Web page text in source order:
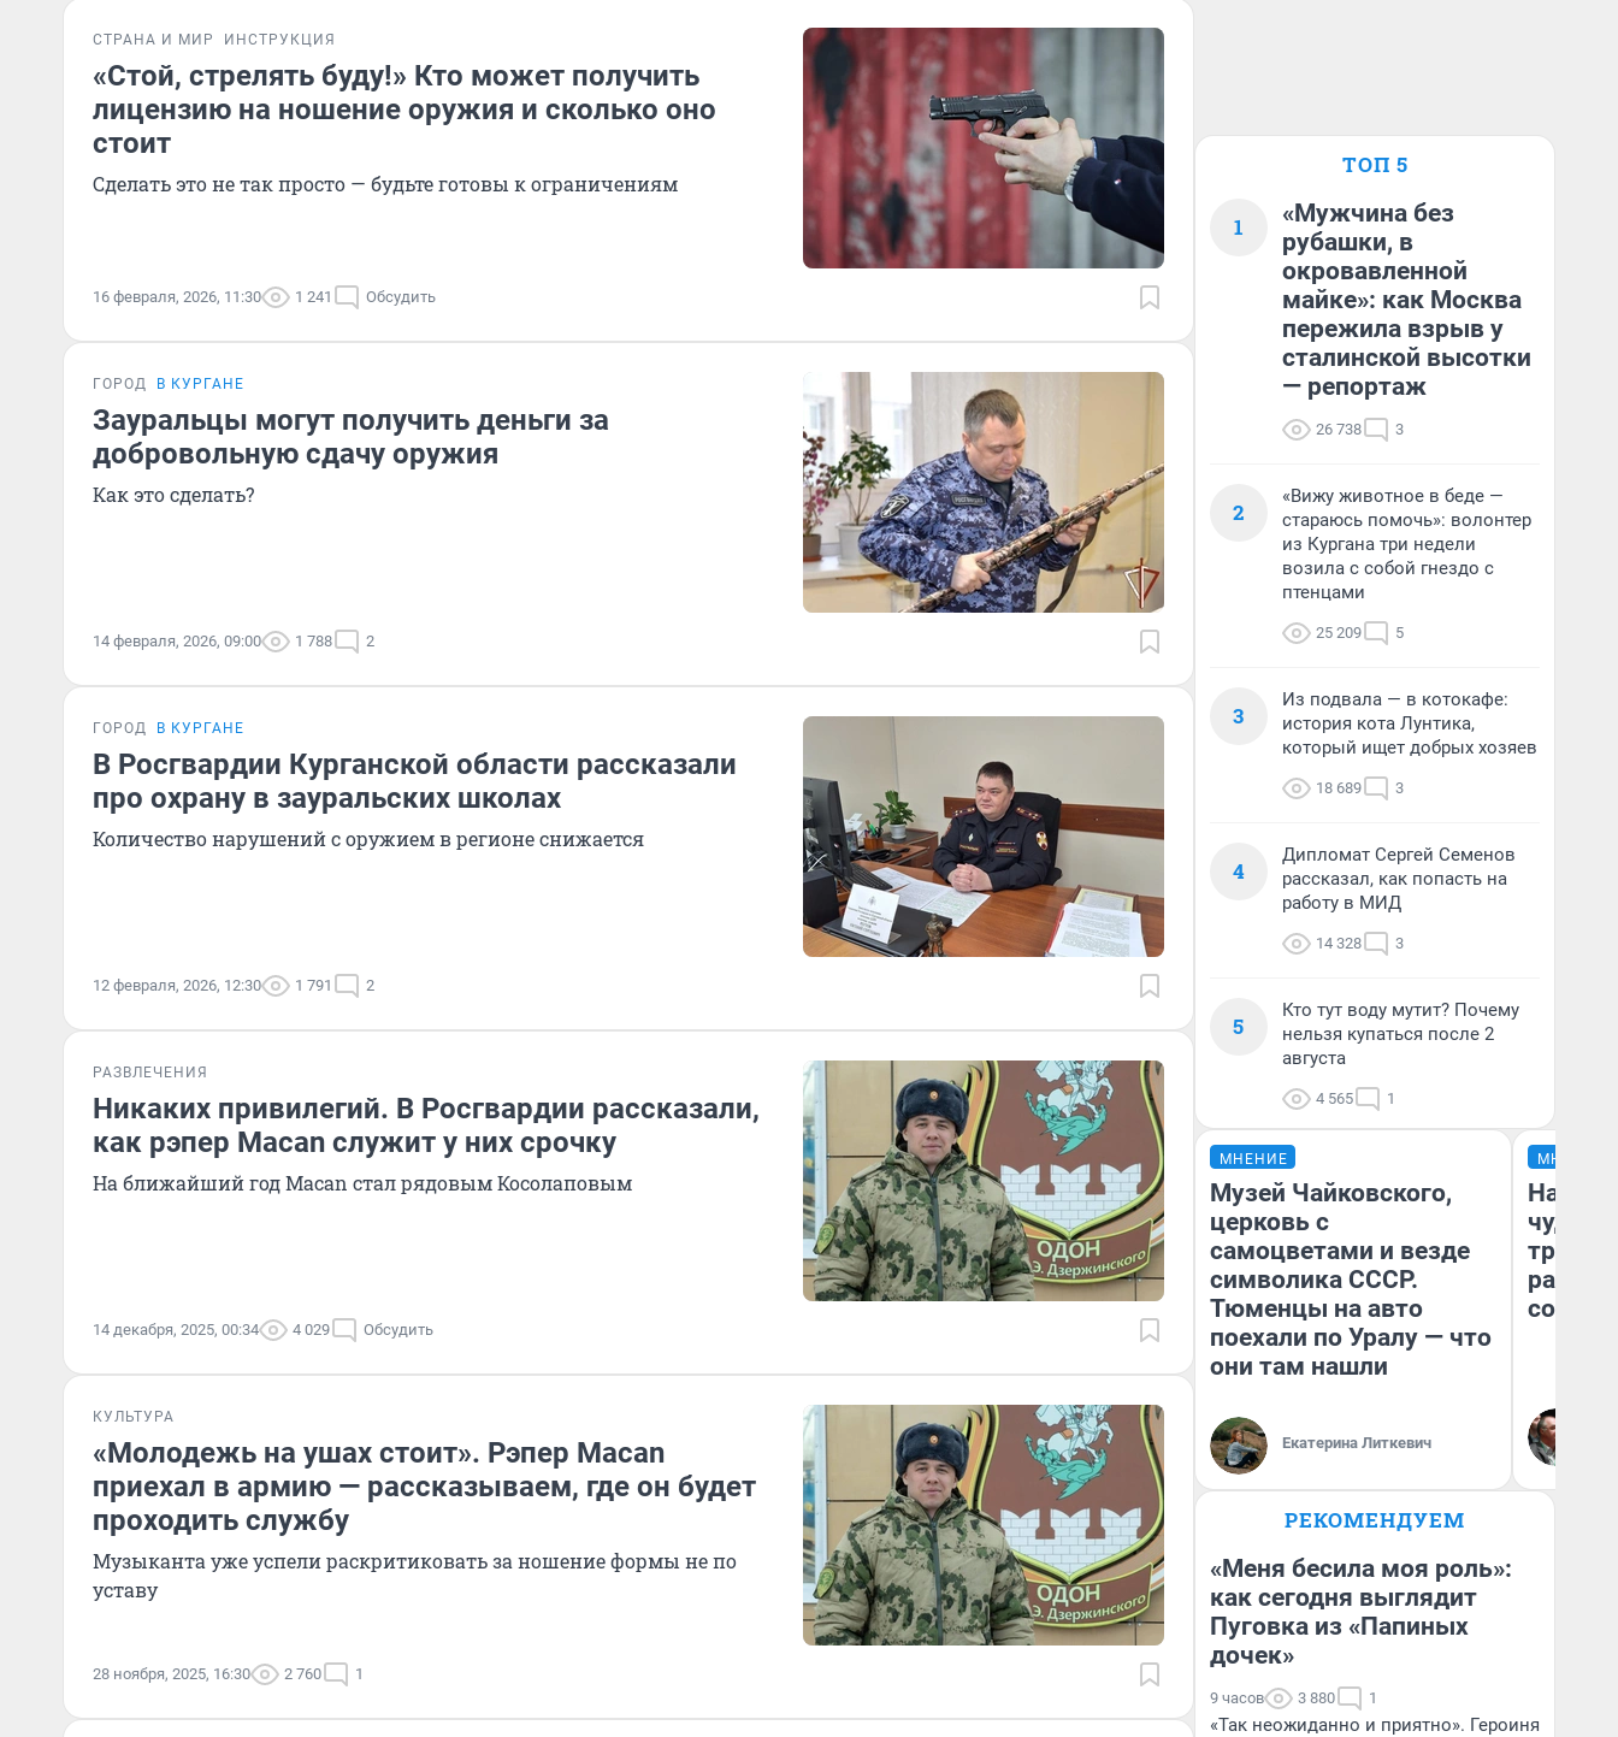
СТРАНА И МИР ИНСТРУКЦИЯ
«Стой, стрелять буду!» Кто может получить
лицензию на ношение оружия и сколько оно
стоит
Сделать это не так просто — будьте готовы к ограничениям
16 февраля, 2026, 11:30 1 241 Обсудить
ГОРОД В КУРГАНЕ
Зауральцы могут получить деньги за
добровольную сдачу оружия
Как это сделать?
14 февраля, 2026, 09:00 1 788 2
ГОРОД В КУРГАНЕ
В Росгвардии Курганской области рассказали
про охрану в зауральских школах
Количество нарушений с оружием в регионе снижается
12 февраля, 2026, 12:30 1 791 2
РАЗВЛЕЧЕНИЯ
Никаких привилегий. В Росгвардии рассказали,
как рэпер Macan служит у них срочку
На ближайший год Macan стал рядовым Косолаповым
14 декабря, 2025, 00:34 4 029 Обсудить
КУЛЬТУРА
«Молодежь на ушах стоит». Рэпер Macan
приехал в армию — рассказываем, где он будет
проходить службу
Музыканта уже успели раскритиковать за ношение формы не по
уставу
28 ноября, 2025, 16:30 2 760 1
ТОП 5
1
«Мужчина без
рубашки, в
окровавленной
майке»: как Москва
пережила взрыв у
сталинской высотки
— репортаж
26 738 3
2
«Вижу животное в беде —
стараюсь помочь»: волонтер
из Кургана три недели
возила с собой гнездо с
птенцами
25 209 5
3
Из подвала — в котокафе:
история кота Лунтика,
который ищет добрых хозяев
18 689 3
4
Дипломат Сергей Семенов
рассказал, как попасть на
работу в МИД
14 328 3
5
Кто тут воду мутит? Почему
нельзя купаться после 2
августа
4 565 1
МНЕНИЕ
Музей Чайковского,
церковь с
самоцветами и везде
символика СССР.
Тюменцы на авто
поехали по Уралу — что
они там нашли
Екатерина Литкевич
МНЕНИЕ
чудом
РЕКОМЕНДУЕМ
«Меня бесила моя роль»:
как сегодня выглядит
Пуговка из «Папиных
дочек»
9 часов 3 880 1
«Так неожиданно и приятно». Героиня